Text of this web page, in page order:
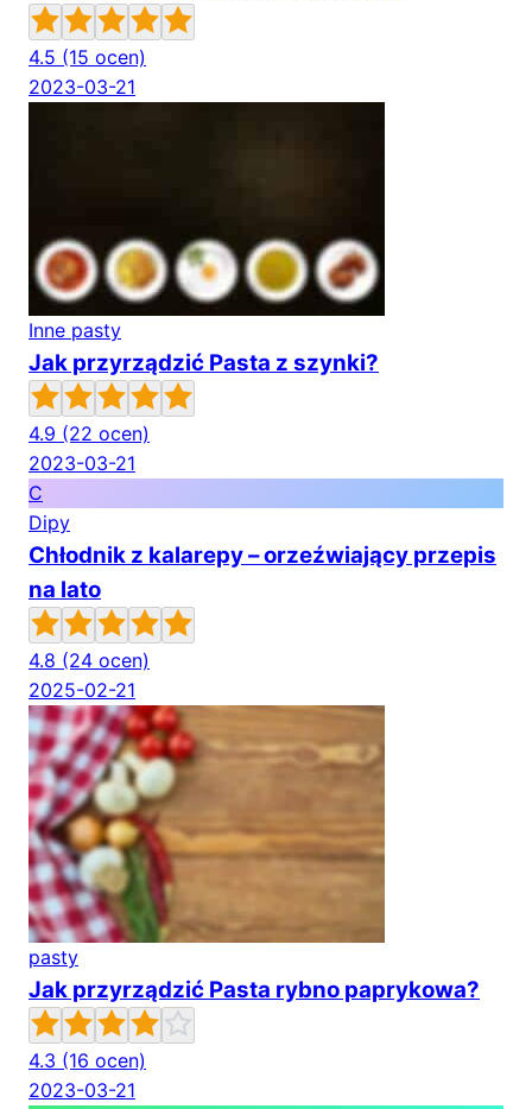
4.5 (15 ocen)
2023-03-21
Inne pasty
Jak przyrządzić Pasta z szynki?
4.9 (22 ocen)
2023-03-21
C
Dipy
Chłodnik z kalarepy – orzeźwiający przepis
na lato
4.8 (24 ocen)
2025-02-21
pasty
Jak przyrządzić Pasta rybno paprykowa?
4.3 (16 ocen)
2023-03-21